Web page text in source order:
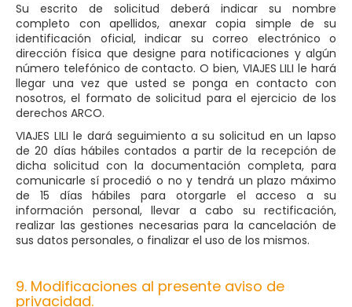
Su escrito de solicitud deberá indicar su nombre
completo con apellidos, anexar copia simple de su
identificación oficial, indicar su correo electrónico o
dirección física que designe para notificaciones y algún
número telefónico de contacto. O bien, VIAJES LILI le hará
llegar una vez que usted se ponga en contacto con
nosotros, el formato de solicitud para el ejercicio de los
derechos ARCO.
VIAJES LILI le dará seguimiento a su solicitud en un lapso
de 20 días hábiles contados a partir de la recepción de
dicha solicitud con la documentación completa, para
comunicarle sí procedió o no y tendrá un plazo máximo
de 15 días hábiles para otorgarle el acceso a su
información personal, llevar a cabo su rectificación,
realizar las gestiones necesarias para la cancelación de
sus datos personales, o finalizar el uso de los mismos.
9. Modificaciones al presente aviso de
privacidad.